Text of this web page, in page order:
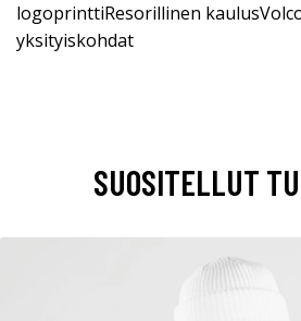
logoprinttiResorillinen
yksityiskohdat
SUOSITELLUT